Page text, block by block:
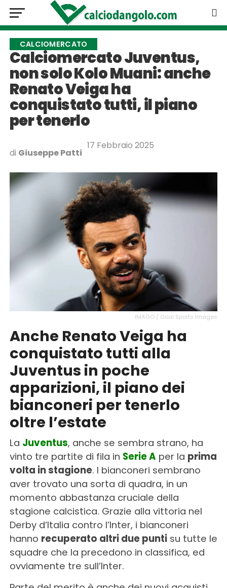
CALCIOMERCATO
Calciomercato Juventus,
non solo Kolo Muani: anche
Renato Veiga ha
conquistato tutti, il piano
per tenerlo
di Giuseppe Patti
17 Febbraio 2025
IMAGO / Goal Sports Images
Anche Renato Veiga ha
conquistato tutti alla
Juventus in poche
apparizioni, il piano dei
bianconeri per tenerlo
oltre l’estate
La Juventus, anche se sembra strano, ha
vinto tre partite di fila in Serie A per la prima
volta in stagione. I bianconeri sembrano
aver trovato una sorta di quadra, in un
momento abbastanza cruciale della
stagione calcistica. Grazie alla vittoria nel
Derby d’Italia contro l’Inter, i bianconeri
hanno recuperato altri due puntisu tutte le
squadre che la precedono in classifica, ed
ovviamente tre sull’Inter.